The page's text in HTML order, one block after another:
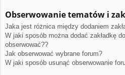
Obserwowanie tematów i
Jaka jest różnica między dodaniem
W jaki sposób można dodać zakładkę
obserwować??
Jak obserwować wybrane forum?
W jaki sposób usunąć obserwowanie